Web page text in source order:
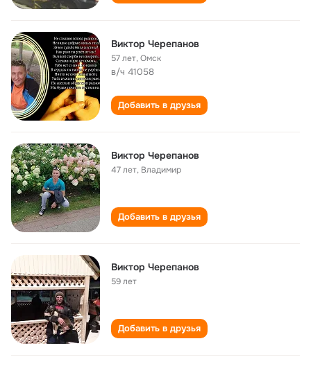
Виктор Черепанов
57 лет,Омск
в/ч 41058
Добавить в друзья
Виктор Черепанов
47 лет, Владимир
Добавить в друзья
Виктор Черепанов
59 лет
Добавить в друзья